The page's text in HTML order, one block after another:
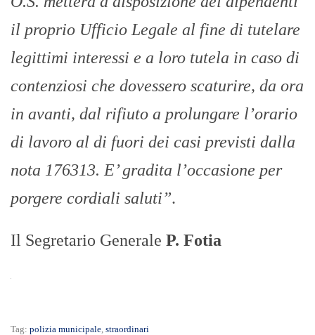
il proprio Ufficio Legale al fine di tutelare
legittimi interessi e a loro tutela in caso di
contenziosi che dovessero scaturire, da ora
in avanti, dal rifiuto a prolungare l’orario
di lavoro al di fuori dei casi previsti dalla
nota 176313. E’ gradita l’occasione per
porgere cordiali saluti”.
Il Segretario Generale P. Fotia
Tag: polizia municipale straordinari